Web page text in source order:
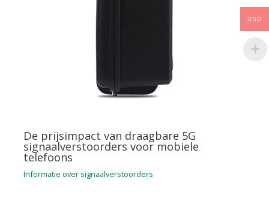
De prijsimpact van draagbare 5G
signaalverstoorders voor mobiele
telefoons
Informatie over signaalverstoorders
USD